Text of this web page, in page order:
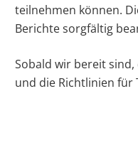
teilnehmen können.
Berichte sorgfältig
Sobald wir bereit
und die Richtlinien für